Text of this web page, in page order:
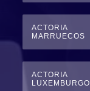
ACTORIA
MARRUECOS
ACTORIA
LUXEMBURGO